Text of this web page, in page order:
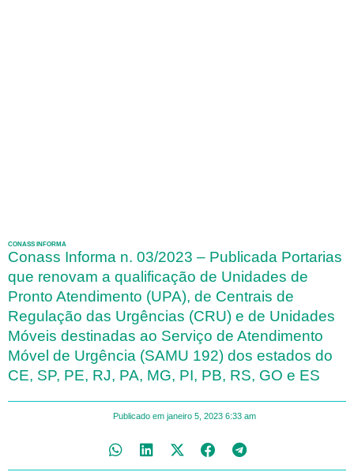
CONASS INFORMA
Conass Informa n. 03/2023 – Publicada Portarias
que renovam a qualificação de Unidades de
Pronto Atendimento (UPA), de Centrais de
Regulação das Urgências (CRU) e de Unidades
Móveis destinadas ao Serviço de Atendimento
Móvel de Urgência (SAMU 192) dos estados do
CE, SP, PE, RJ, PA, MG, PI, PB, RS, GO e ES
Publicado em janeiro 5, 2023 6:33 am